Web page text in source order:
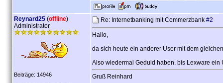
Reynard25 (offline)
Administrator
Beiträge: 14946
Re: Internetbanking mit Commerzbank #2
Hallo,
da sich heute ein anderer User mit dem
Also wiedermal Geduld haben, bis Lexware ein
Gruß Reinhard